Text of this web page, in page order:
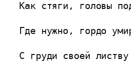
Как стяги, головы
Где нужно, гордо
С груди своей листву